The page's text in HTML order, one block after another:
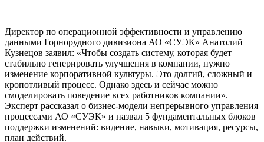
Директор по операционной эффективности и управлению
данными Горнорудного дивизиона АО «СУЭК» Анатолий
Кузнецов заявил: «Чтобы создать систему, которая будет
стабильно генерировать улучшения в компании, нужно
изменение корпоративной культуры. Это долгий, сложный и
кропотливый процесс. Однако здесь и сейчас можно
смоделировать поведение всех работников компании».
Эксперт рассказал о бизнес-модели непрерывного управления
процессами АО «СУЭК» и назвал 5 фундаментальных блоков
поддержки изменений: видение, навыки, мотивация, ресурсы,
план действий.